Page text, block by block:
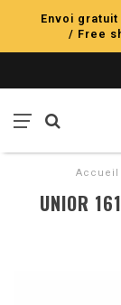
Envoi
/ Free
Accueil
UNIOR